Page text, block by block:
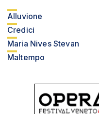
Alluvione
Credici
Maria Nives Stevan
Maltempo